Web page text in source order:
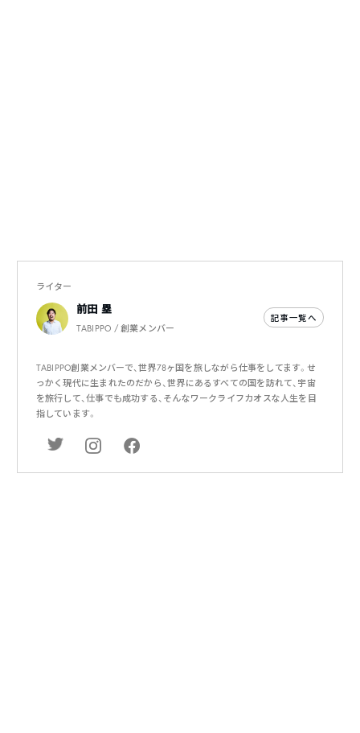
ライター
前田 塁
TABIPPO / 創業メンバー
記事一覧へ
TABIPPO創業メンバーで、世界78ヶ国を旅しながら仕事をしてます。せ
っかく現代に生まれたのだから、世界にあるすべての国を訪れて、宇宙
を旅行して、仕事でも成功する、そんなワークライフカオスな人生を目
指しています。